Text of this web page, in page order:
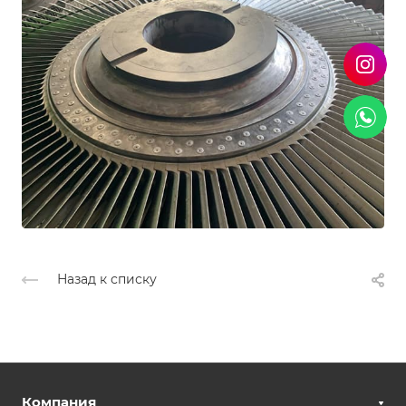
Назад к списку
Компания